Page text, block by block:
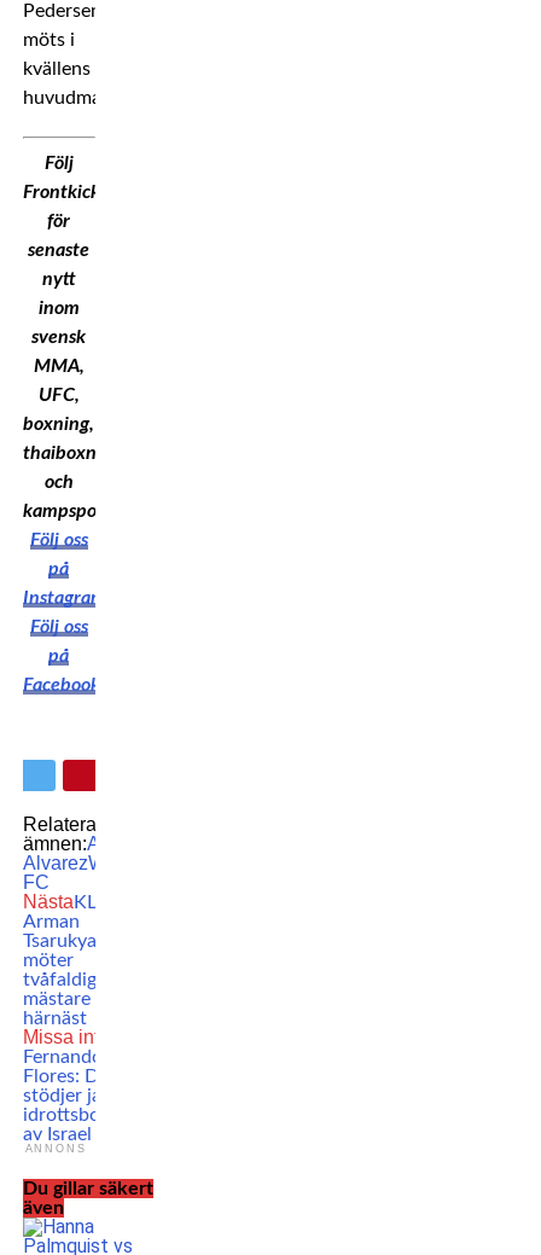
Pedersen
möts i
kvällens
huvudmatch.
Följ
Frontkick.Online
för
senaste
nytt
inom
svensk
MMA,
UFC,
boxning,
thaiboxning
och
kampsport!
Följ oss
på
Instagram
Följ oss
på
Facebook
Relaterade
ämnen:Aitana
AlvarezWOW
FC
NästaKLART:
Arman
Tsarukyan
möter
tvåfaldig PFL-
mästare
härnäst
Missa inte
Fernando
Flores: Därför
stödjer jag
idrottsbojkott
av Israel
ANNONS
Du gillar säkert
även